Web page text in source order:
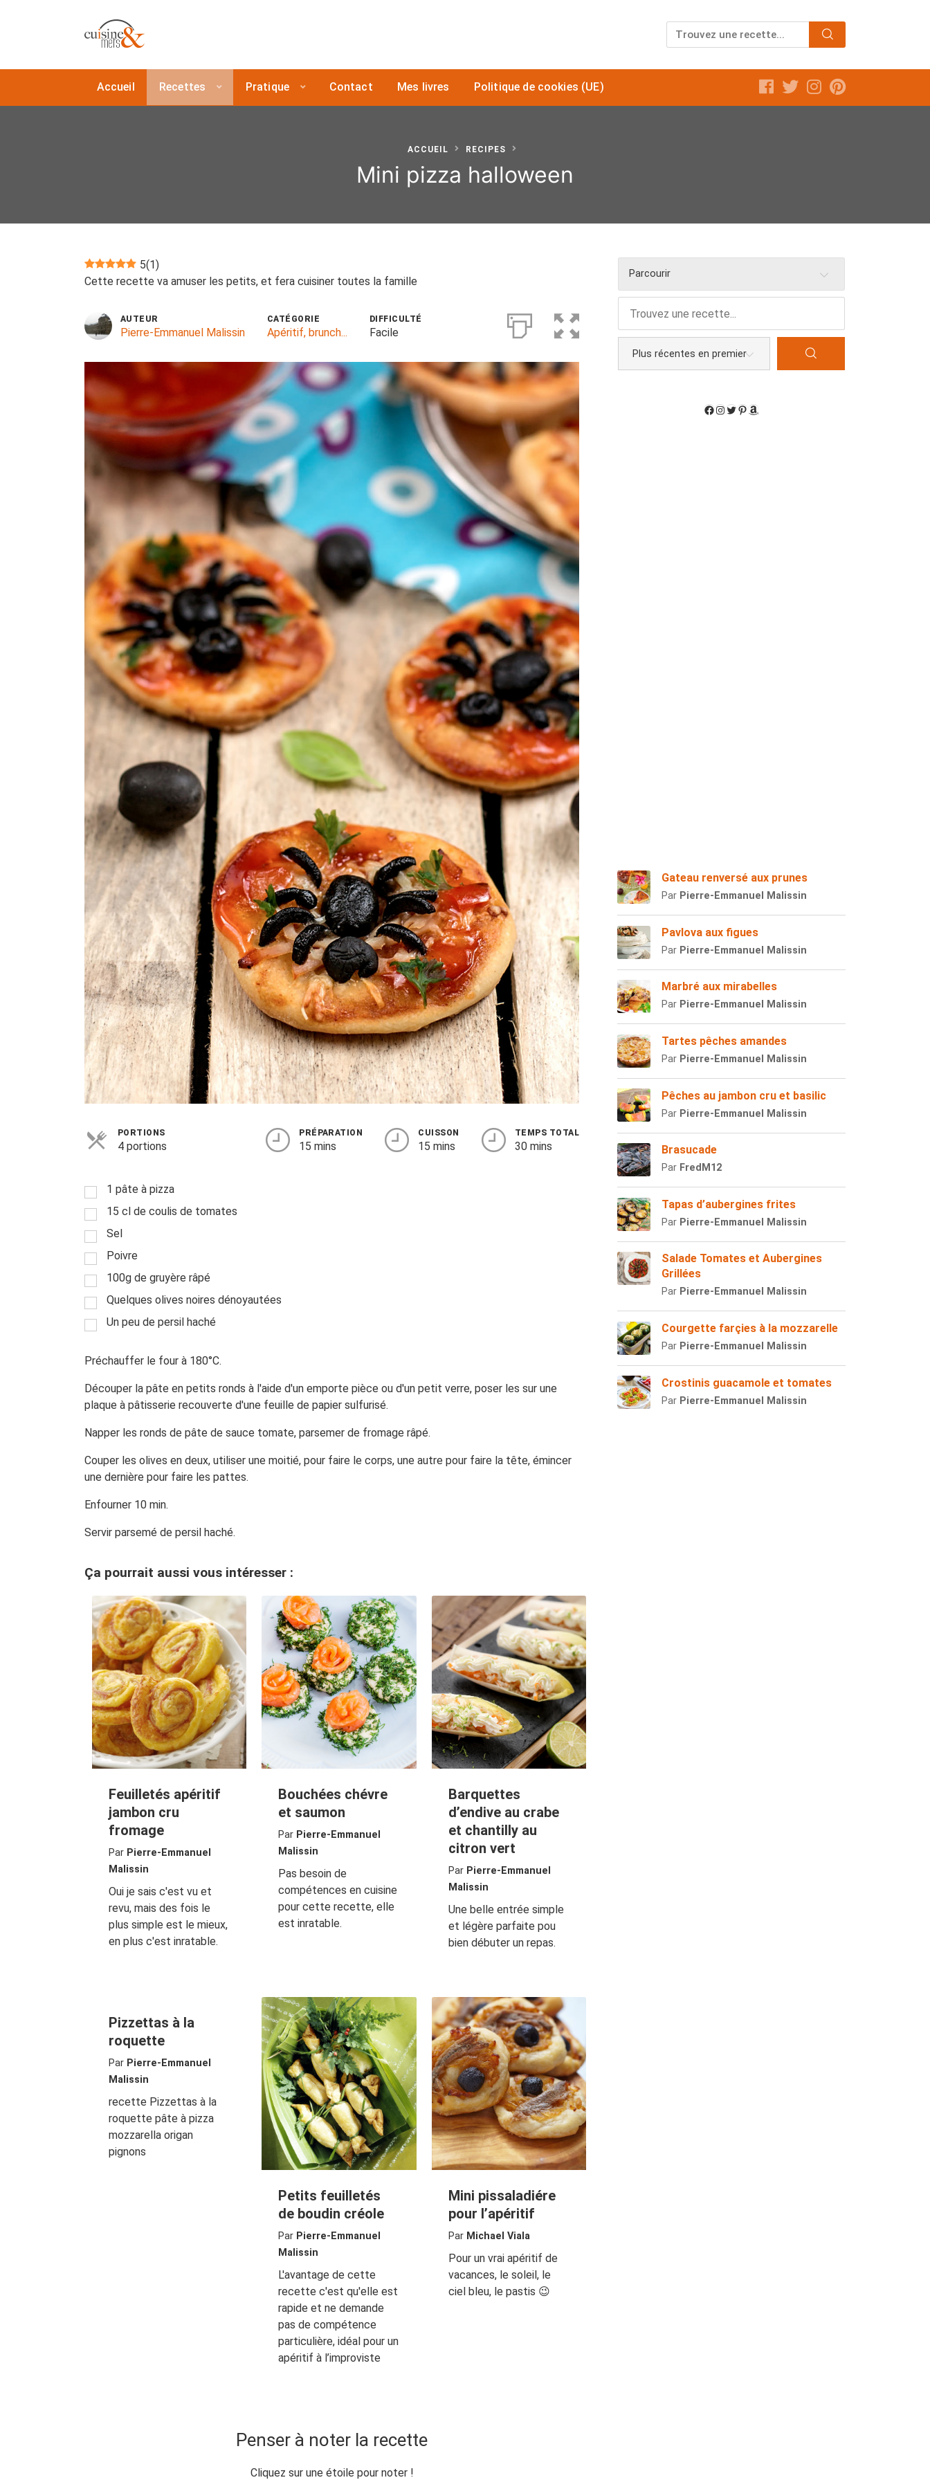
Accueil Recettes Pratique Contact Mes livres Politique de cookies (UE)
ACCUEIL RECIPES
Mini pizza halloween
5(1)
Cette recette va amuser les petits, et fera cuisiner toutes la famille
AUTEUR
Pierre-Emmanuel Malissin
CATÉGORIE
Apéritif, brunch...
DIFFICULTÉ
Facile
PORTIONS
4 portions
PRÉPARATION
15 mins
CUISSON
15 mins
TEMPS TOTAL
30 mins
1 pâte à pizza
15 cl de coulis de tomates
Sel
Poivre
100g de gruyère râpé
Quelques olives noires dénoyautées
Un peu de persil haché
Préchauffer le four à 180°C.
Découper la pâte en petits ronds à l'aide d'un emporte pièce ou d'un petit verre, poser les sur une
plaque à pâtisserie recouverte d'une feuille de papier sulfurisé.
Napper les ronds de pâte de sauce tomate, parsemer de fromage râpé.
Couper les olives en deux, utiliser une moitié, pour faire le corps, une autre pour faire la tête, émincer
une dernière pour faire les pattes.
Enfourner 10 min.
Servir parsemé de persil haché.
Ça pourrait aussi vous intéresser :
Feuilletés apéritif
jambon cru
fromage
Par Pierre-Emmanuel
Malissin
Oui je sais c'est vu et
revu, mais des fois le
plus simple est le mieux,
en plus c'est inratable.
Bouchées chévre
et saumon
Par Pierre-Emmanuel
Malissin
Pas besoin de
compétences en cuisine
pour cette recette, elle
est inratable.
Barquettes
d’endive au crabe
et chantilly au
citron vert
Par Pierre-Emmanuel
Malissin
Une belle entrée simple
et légère parfaite pou
bien débuter un repas.
Pizzettas à la
roquette
Par Pierre-Emmanuel
Malissin
recette Pizzettas à la
roquette pâte à pizza
mozzarella origan
pignons
Petits feuilletés
de boudin créole
Par Pierre-Emmanuel
Malissin
L'avantage de cette
recette c'est qu'elle est
rapide et ne demande
pas de compétence
particulière, idéal pour un
apéritif à l’improviste
Mini pissaladiére
pour l’apéritif
Par Michael Viala
Pour un vrai apéritif de
vacances, le soleil, le
ciel bleu, le pastis 😉
Penser à noter la recette
Cliquez sur une étoile pour noter !
Parcourir
Gateau renversé aux prunes
Par Pierre-Emmanuel Malissin
Pavlova aux figues
Par Pierre-Emmanuel Malissin
Marbré aux mirabelles
Par Pierre-Emmanuel Malissin
Tartes pêches amandes
Par Pierre-Emmanuel Malissin
Pêches au jambon cru et basilic
Par Pierre-Emmanuel Malissin
Brasucade
Par FredM12
Tapas d’aubergines frites
Par Pierre-Emmanuel Malissin
Salade Tomates et Aubergines
Grillées
Par Pierre-Emmanuel Malissin
Courgette farçies à la mozzarelle
Par Pierre-Emmanuel Malissin
Crostinis guacamole et tomates
Par Pierre-Emmanuel Malissin